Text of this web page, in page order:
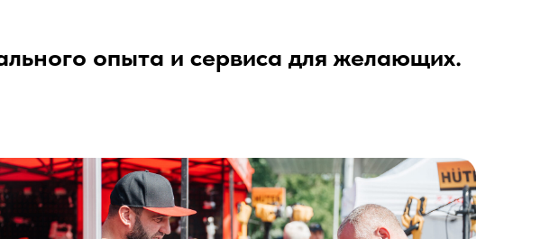
опыта и сервиса для желающих.